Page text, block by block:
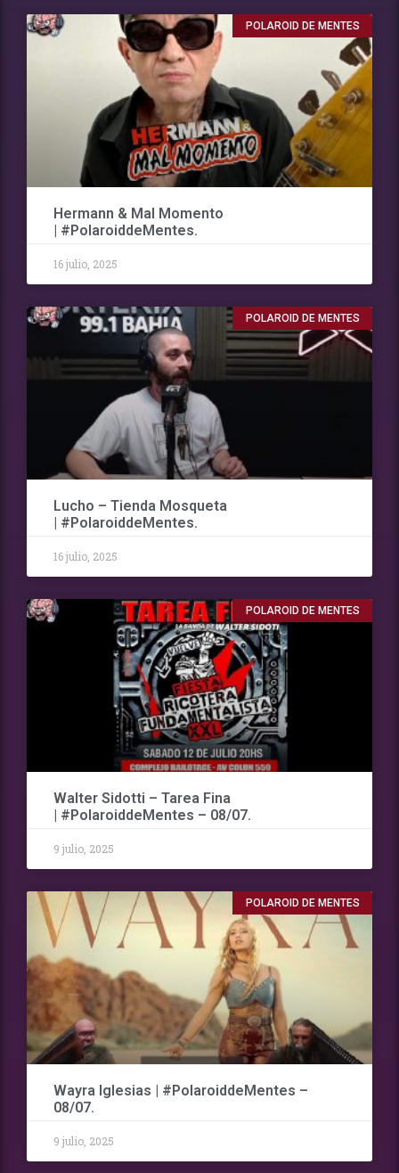
POLAROID DE MENTES
Hermann & Mal Momento
| #PolaroiddeMentes.
16 julio, 2025
POLAROID DE MENTES
Lucho – Tienda Mosqueta
| #PolaroiddeMentes.
16 julio, 2025
POLAROID DE MENTES
Walter Sidotti – Tarea Fina
| #PolaroiddeMentes – 08/07.
9 julio, 2025
POLAROID DE MENTES
Wayra Iglesias | #PolaroiddeMentes –
08/07.
9 julio, 2025